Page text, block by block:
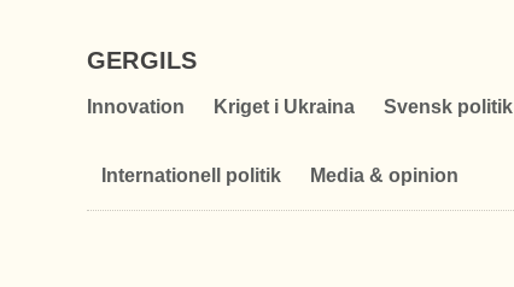
GERGILS
Innovation Kriget i Ukraina Svensk politik
Internationell politik Media & opinion